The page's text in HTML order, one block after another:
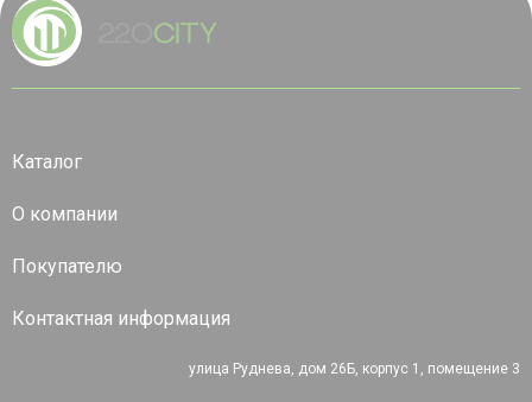
Каталог
О компании
Покупателю
Контактная информация
улица Руднева, дом 26Б, корпус 1, помещение 3